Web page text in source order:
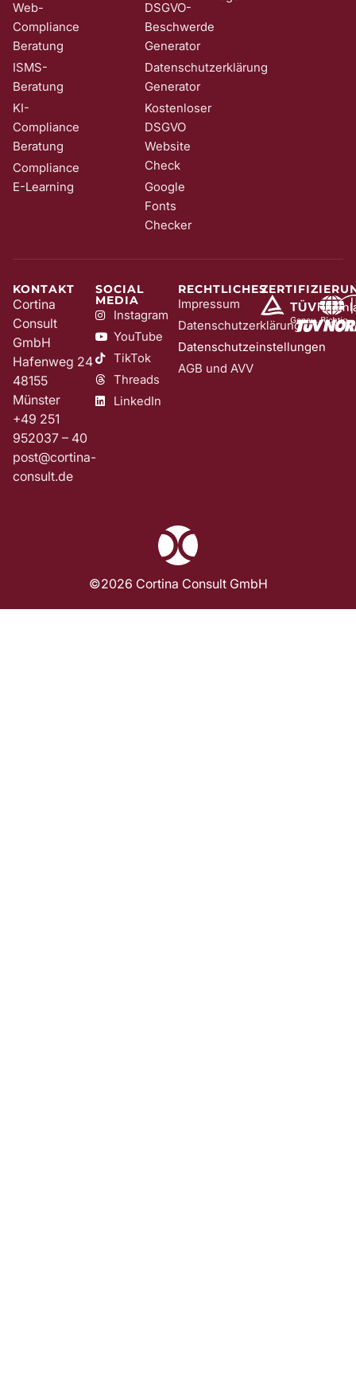
Web-
Compliance
Beratung
ISMS-
Beratung
KI-
Compliance
Beratung
Compliance
E-Learning
DSGVO-
Beschwerde
Generator
Datenschutzerklärung
Generator
Kostenloser
DSGVO
Website
Check
Google
Fonts
Checker
KONTAKT
Cortina
Consult
GmbH
Hafenweg 24
48155
Münster
+49 251
952037 – 40
post@cortina-
consult.de
SOCIAL
MEDIA
Instagram
YouTube
TikTok
Threads
LinkedIn
RECHTLICHES
Impressum
Datenschutzerklärung
Datenschutzeinstellungen
AGB und AVV
©2026 Cortina Consult GmbH